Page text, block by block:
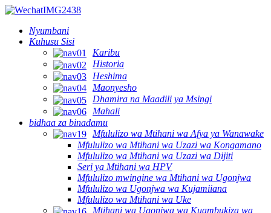
Nyumbani
Kuhusu Sisi
Karibu
Historia
Heshima
Maonyesho
Dhamira na Maadili ya Msingi
Mahali
bidhaa za binadamu
Mfululizo wa Mtihani wa Afya ya Wanawake
Mfululizo wa Mtihani wa Uzazi wa Kongamano
Mfululizo wa Mtihani wa Uzazi wa Dijiti
Seri ya Mtihani wa HPV
Mfululizo mwingine wa Mtihani wa Ugonjwa
Mfululizo wa Ugonjwa wa Kujamiiana
Mfululizo wa Mtihani wa Uke
Mtihani wa Ugonjwa wa Kuambukiza wa